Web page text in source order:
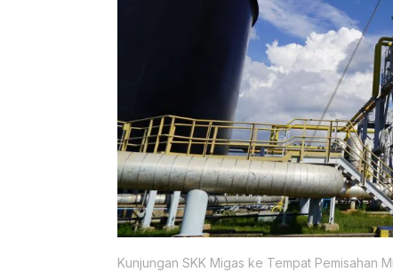
Kunjungan SKK Migas ke Tempat Pemisahan